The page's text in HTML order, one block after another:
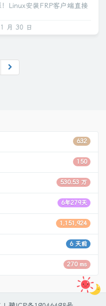
Linux安装FRP客户端直接
行了。原文详情前言frp 是
月 30 日
632
150
530.53 万
6年279天
1,151,924
6 天前
270 ms